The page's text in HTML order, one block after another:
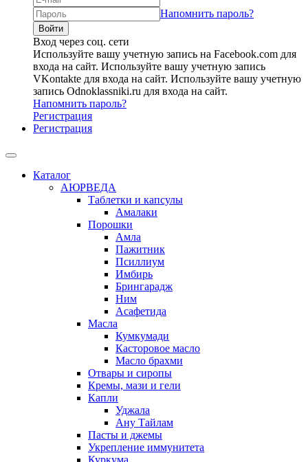
Напомнить пароль?
Вход через соц. сети
Используйте вашу учетную запись на Facebook.com для
входа на сайт. Используйте вашу учетную запись
VKontakte для входа на сайт. Используйте вашу учетную
запись Odnoklassniki.ru для входа на сайт.
Напомнить пароль?
Регистрация
Регистрация
Каталог
АЮРВЕДА
Таблетки и капсулы
Амалаки
Порошки
Амла
Пажитник
Псиллиум
Имбирь
Брингарадж
Ним
Асафетида
Масла
Кумкумади
Касторовое масло
Масло брахми
Отвары и сиропы
Кремы, мази и гели
Капли
Уджала
Ану Тайлам
Пасты и джемы
Укрепление иммунитета
Куркума